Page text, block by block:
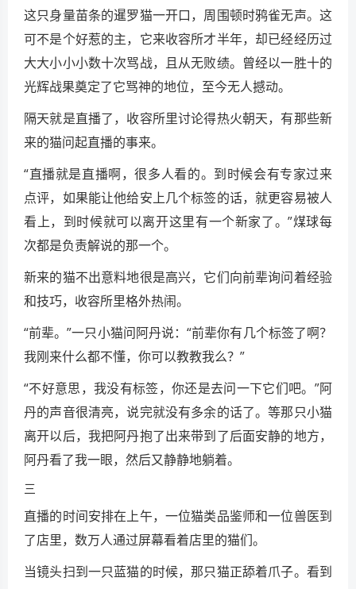
这只身量苗条的暹罗猫一开口，周围顿时鸦雀无声。这
可不是个好惹的主，它来收容所才半年，却已经经历过
大大小小小数十次骂战，且从无败绩。曾经以一胜十的
光辉战果奠定了它骂神的地位，至今无人撼动。
隔天就是直播了，收容所里讨论得热火朝天，有那些新
来的猫问起直播的事来。
“直播就是直播啊，很多人看的。到时候会有专家过来
点评，如果能让他给安上几个标签的话，就更容易被人
看上，到时候就可以离开这里有一个新家了。”煤球每
次都是负责解说的那一个。
新来的猫不出意料地很是高兴，它们向前辈询问着经验
和技巧，收容所里格外热闹。
“前辈。”一只小猫问阿丹说：“前辈你有几个标签了啊？
我刚来什么都不懂，你可以教教我么？”
“不好意思，我没有标签，你还是去问一下它们吧。”阿
丹的声音很清亮，说完就没有多余的话了。等那只小猫
离开以后，我把阿丹抱了出来带到了后面安静的地方，
阿丹看了我一眼，然后又静静地躺着。
三
直播的时间安排在上午，一位猫类品鉴师和一位兽医到
了店里，数万人通过屏幕看着店里的猫们。
当镜头扫到一只蓝猫的时候，那只猫正舔着爪子。看到